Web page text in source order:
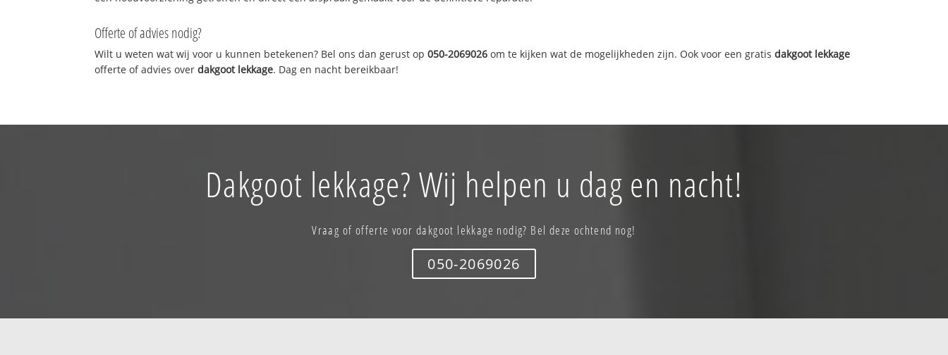
Offerte of advies nodig?
Wilt u weten wat wij voor u kunnen betekenen? Bel ons dan gerust op050-2069026 om te kijken wat de mogelijkheden zijn. Ook voor een gratisdakgoot lekkage
offerte of advies overdakgoot lekkage. Dag en nacht bereikbaar!
Dakgoot lekkage? Wij helpen u dag en nacht!
Vraag of offerte voor dakgoot lekkage nodig? Bel deze ochtend nog!
050-2069026